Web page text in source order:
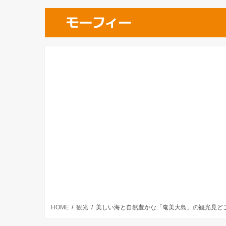
HOME 観光 美しい海と自然豊かな「奄美大島」の観光見ど